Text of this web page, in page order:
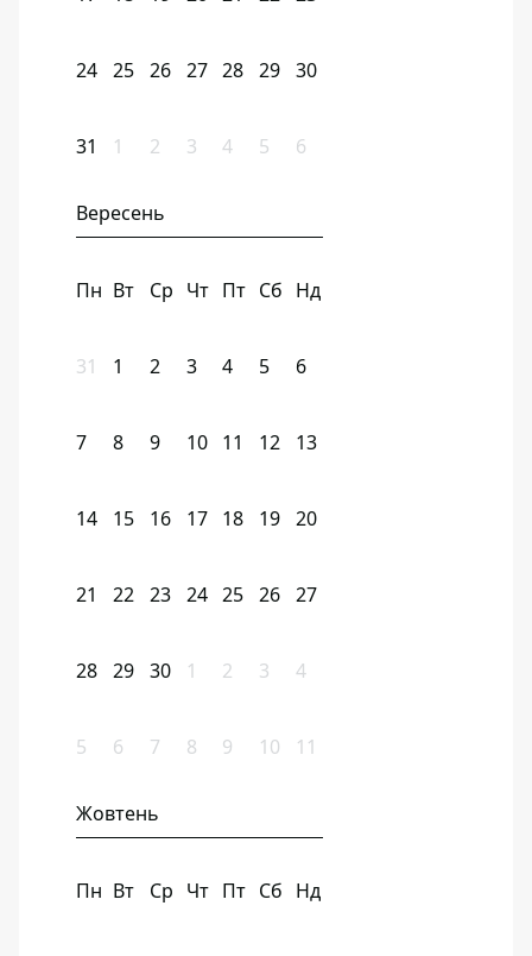
24 25 26 27 28 29 30
31 1 2 3 4 5 6
Вересень
Пн Вт Ср Чт Пт Сб Нд
31 1 2 3 4 5 6
7 8 9 10 11 12 13
14 15 16 17 18 19 20
21 22 23 24 25 26 27
28 29 30 1 2 3 4
5 6 7 8 9 10 11
Жовтень
Пн Вт Ср Чт Пт Сб Нд